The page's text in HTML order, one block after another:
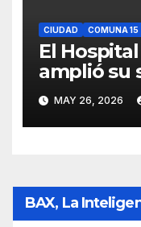
CIUDAD COMUNA 15
El
amplió su
Anatomía
Parque
MAY 26, 2026
BAX, La